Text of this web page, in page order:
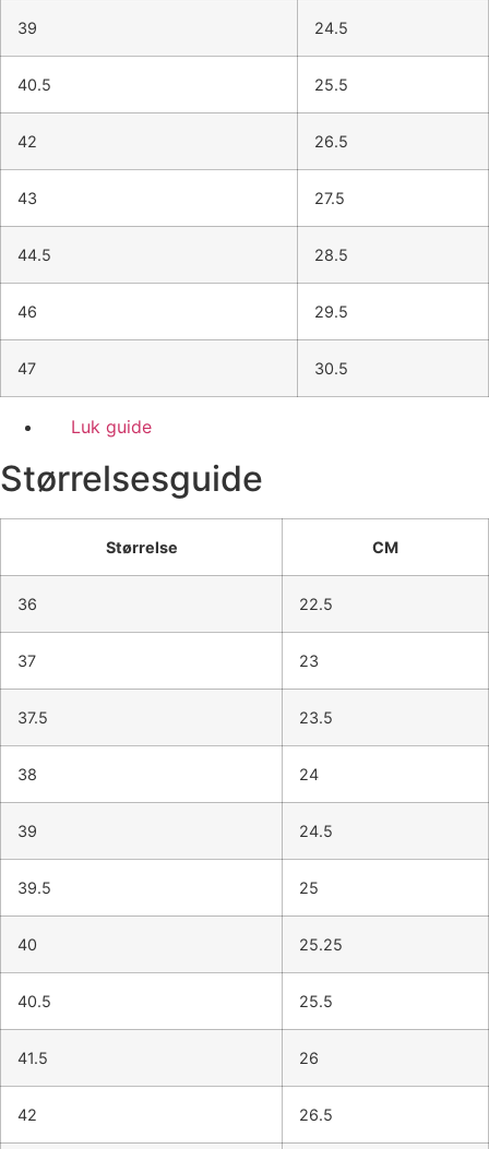
39 24.5
40.5 25.5
42 26.5
43 27.5
44.5 28.5
46 29.5
47 30.5
Luk guide
Størrelsesguide
Størrelse CM
36 22.5
37 23
37.5 23.5
38 24
39 24.5
39.5 25
40 25.25
40.5 25.5
41.5 26
42 26.5